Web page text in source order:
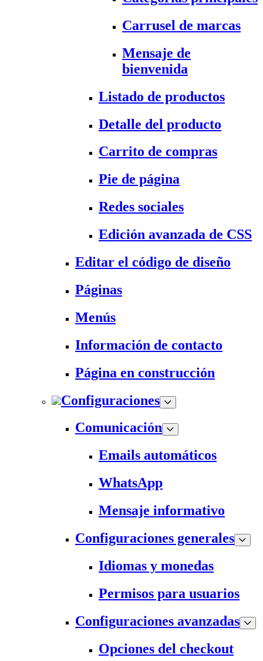
Carrusel de marcas
Mensaje de
bienvenida
Listado de productos
Detalle del producto
Carrito de compras
Pie de página
Redes sociales
Edición avanzada de CSS
Editar el código de diseño
Páginas
Menús
Información de contacto
Página en construcción
Configuraciones
Comunicación
Emails automáticos
WhatsApp
Mensaje informativo
Configuraciones generales
Idiomas y monedas
Permisos para usuarios
Configuraciones avanzadas
Opciones del checkout